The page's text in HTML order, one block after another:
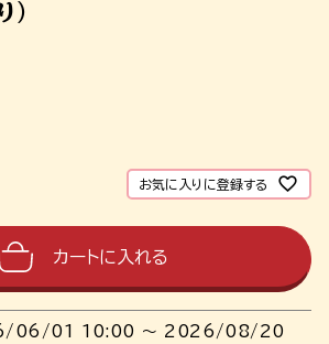
）
お気に入りに登録する
カートに入れる
06/01 10:00 〜 2026/08/20